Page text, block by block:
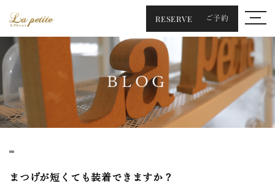
RESERVE ご予約
BLOG
まつげが短くても装着できますか？